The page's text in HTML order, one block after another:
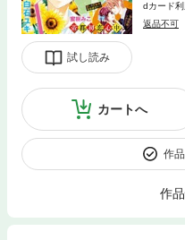
試し読み
dカード
返品不可
カートへ
作
作